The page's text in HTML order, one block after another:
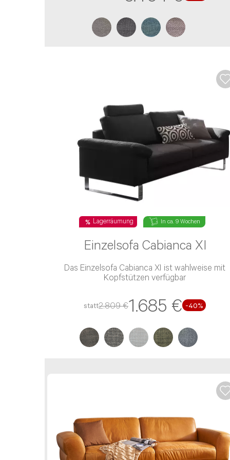
* Die mit einem * gekennzeichneten
Lagerräumung In ca. 9 Wochen
Einzelsofa Cabianca XI
Das Einzelsofa Cabianca XI ist wahlweise mit
Kopfstützen verfügbar
statt2.809 €1.685 € -40%